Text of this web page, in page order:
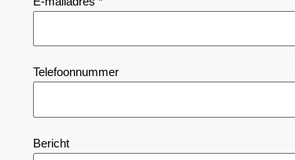
Telefoonnummer
Bericht